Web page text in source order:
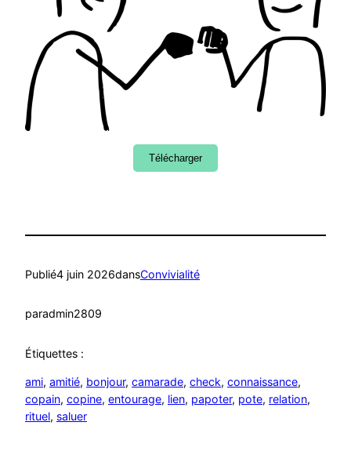
Télécharger
Publié4 juin 2026dansConvivialité
paradmin2809
Étiquettes :
ami, amitié, bonjour, camarade, check, connaissance
copain, copine, entourage, lien, papoter, pote, relation
rituel, saluer